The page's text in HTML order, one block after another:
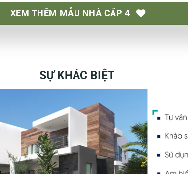
XEM THÊM MẪU NHÀ CẤP 4
SỰ KHÁC BIỆT